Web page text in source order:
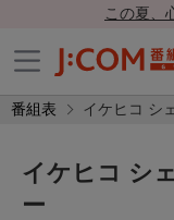
この夏、
番組表 イケヒコ シ
イケヒコ シ
ー